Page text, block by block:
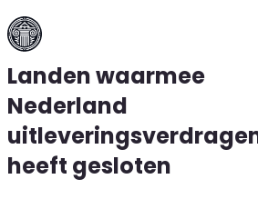
Landen waarmee
Nederland
heeft gesloten